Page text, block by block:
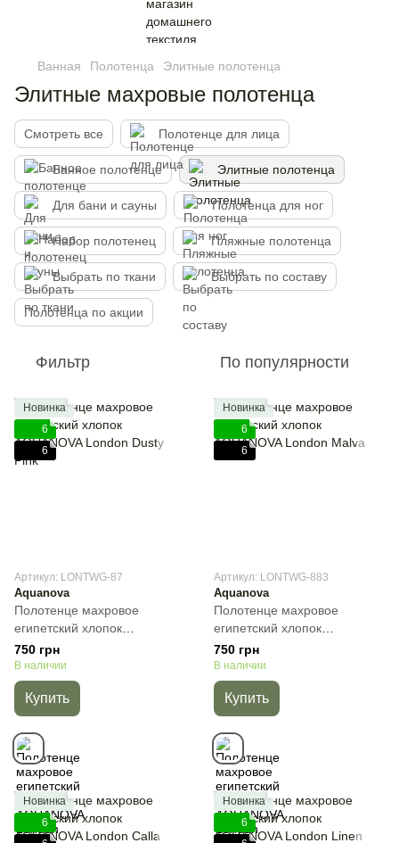
Ванная Полотенца Элитные полотенца
Элитные махровые полотенца
Смотреть все Полотенце для лица
Банное полотенце Элитные полотенца
Для бани и сауны Полотенца для ног
Набор полотенец Пляжные полотенца
Выбрать по ткани Выбрать по составу
Полотенца по акции
Фильтр По популярности
Новинка
6
6
Артикул: LONTWG-87
Aquanova
Полотенце махровое
египетский хлопок
AQUANOVA London Dusty
Pink, Розовый, 30х50 см, Для
рук
750 грн
В наличии
Купить
Новинка
6
6
Артикул: LONTWG-883
Aquanova
Полотенце махровое
египетский хлопок
AQUANOVA London Malva,
Мальва, 30х50 см, Для рук
750 грн
В наличии
Купить
Новинка
6
Новинка
6